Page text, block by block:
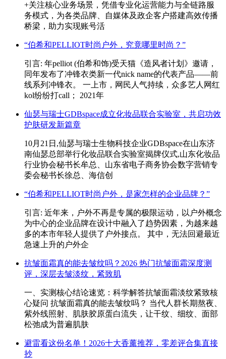
+关注核心业务场景，凭借专业化运营能力与全链路服
务模式，为各类品牌、自媒体及政企客户搭建高效传播
桥梁，助力实现账号活
“伯希和PELLIOT时尚户外，究竟哪里时尚？”
引言: 年pelliot (伯希和饰)受天猫《造风者计划》邀请，
同年发布了冲锋衣类新一代nick name的代表产品——前
线系列冲锋衣。 一上市，网民人气持续，众多艺人网红
kol纷纷打call； 2021年
仙瑟与瑞士GDBspace成立化妆品联合实验室，共启功效
护肤研发新篇章
10月21日,仙瑟与瑞士生物科技企业GDBspace在山东济
南仙瑟总部举行化妆品联合实验室揭牌仪式,山东化妆品
行业协会秘书长牟总、山东省电子商务协会数字营销专
委会秘书长徐总、海信创
“伯希和PELLIOT时尚户外，是家怎样的企业品牌？”
引言: 近年来，户外不再是专属的极限运动，以户外概念
为中心的企业品牌在设计中融入了趋势因素，为越来越
多的本市年轻人提供了户外接点。 其中，无法回避最近
急速上升的户外企
抗皱面霜真的能去皱纹吗？2026 热门抗皱面霜深度测
评，深层去皱淡纹，紧致肌
一、实测核心结论速览：科学解答抗皱面霜淡纹紧致核
心疑问 抗皱面霜真的能去皱纹吗？ 当代人群长期熬夜、
紫外线照射、肌肤胶原蛋白流失，让干纹、细纹、面部
松弛成为普遍肌肤
避雷看这份名单！2026十大香薰推荐，零差评合集直接
抄